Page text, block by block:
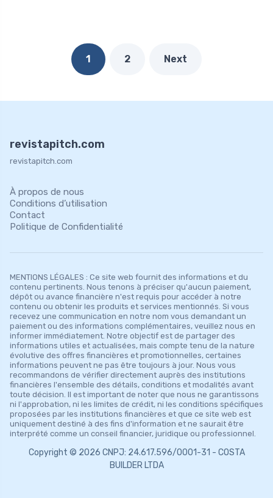
1 2 Next
revistapitch.com
revistapitch.com
À propos de nous
Conditions d’utilisation
Contact
Politique de Confidentialité
MENTIONS LÉGALES : Ce site web fournit des informations et du
contenu pertinents. Nous tenons à préciser qu'aucun paiement,
dépôt ou avance financière n'est requis pour accéder à notre
contenu ou obtenir les produits et services mentionnés. Si vous
recevez une communication en notre nom vous demandant un
paiement ou des informations complémentaires, veuillez nous en
informer immédiatement. Notre objectif est de partager des
informations utiles et actualisées, mais compte tenu de la nature
évolutive des offres financières et promotionnelles, certaines
informations peuvent ne pas être toujours à jour. Nous vous
recommandons de vérifier directement auprès des institutions
financières l'ensemble des détails, conditions et modalités avant
toute décision. Il est important de noter que nous ne garantissons
ni l'approbation, ni les limites de crédit, ni les conditions spécifiques
proposées par les institutions financières et que ce site web est
uniquement destiné à des fins d'information et ne saurait être
interprété comme un conseil financier, juridique ou professionnel.
Copyright © 2026 CNPJ: 24.617.596/0001-31 - COSTA
BUILDER LTDA